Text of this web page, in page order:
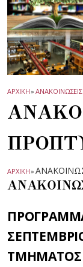
ΑΡΧΙΚΗ»
ΑΡΧΙΚΗ»
ΤΜΗΜΑΤΟΣ